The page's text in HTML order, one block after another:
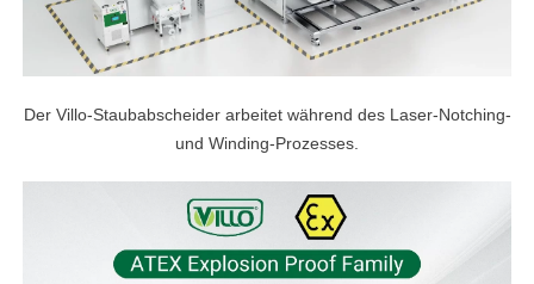
Der Villo-Staubabscheider arbeitet während des Laser-Notching-
und Winding-Prozesses.